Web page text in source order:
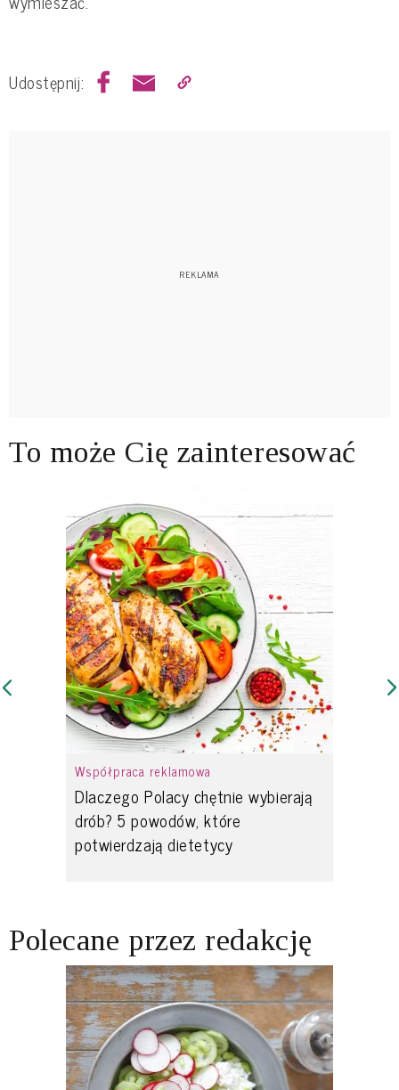
Udostępnij:
To może Cię zainteresować
Współpraca reklamowa
Dlaczego Polacy chętnie wybierają
drób? 5 powodów, które
potwierdzają dietetycy
Polecane przez redakcję